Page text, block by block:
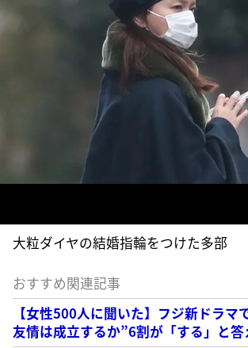
大粒ダイヤの結婚指輪をつけた多部
おすすめ関連記事
【女性500人に聞いた】フジ新ドラマ
友情は成立するか”6割が「する」と答